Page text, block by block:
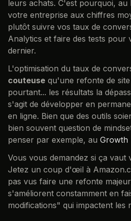
leurs achats. C'est pourquoi,
votre entreprise aux chiffres
plutôt suivre vos taux de
Analytics et faire des tests pour
dernier.
L'optimisation du taux de
couteuse qu'une refonte de
pourtant... les résultats la
s'agit de développer en
en ligne. Bien que des outils
bien souvent question de
penser par exemple, au Growth
Vous vous demandez si ça vaut
Jetez un coup d'œil à
pas vus faire une refonte
s'améliorent constamment en
modifications" qui impactent les